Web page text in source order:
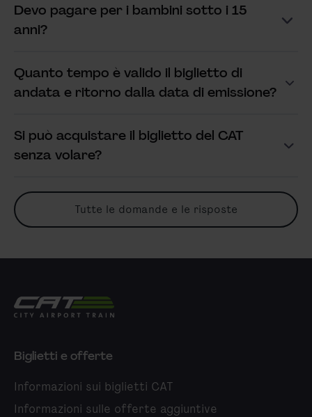
Devo pagare per i bambini sotto i 15
anni?
Mostra risposta
Quanto tempo è valido il biglietto di
andata e ritorno dalla data di emissione?
Mostra risposta
Si può acquistare il biglietto del CAT
senza volare?
Mostra risposta
Tutte le domande e le risposte
City Airport Train
Biglietti e offerte
Informazioni sui biglietti CAT
Informazioni sulle offerte aggiuntive